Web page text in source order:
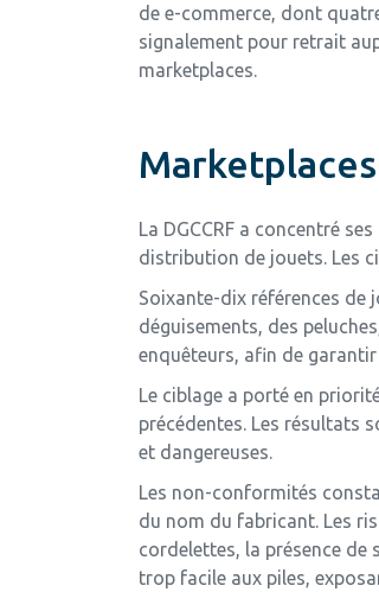
de e-commerce, dont
signalement pour retrait
marketplaces.
La DGCCRF a concentré
distribution de jouets. Les
Soixante-dix références de
déguisements, des
enquêteurs, afin de
Le ciblage a porté en
précédentes. Les résultats
et dangereuses.
Les non-conformités
du nom du fabricant. Les
cordelettes, la présence de
trop facile aux piles,